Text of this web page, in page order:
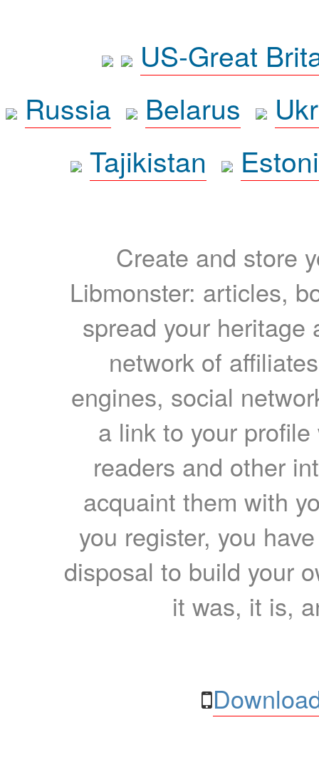
US-Great
Russia
Belarus
Tajikistan
Create and store
Libmonster: articles,
spread your heritage
network of
engines, social
a link to your
readers and other
acquaint them with
you register, you
disposal to build your
it was, it is,